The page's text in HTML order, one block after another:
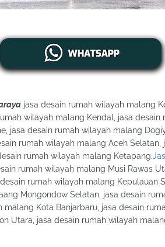
jasa desain rumah wilayah malang
wilayah malang Kendal, jasa desain
jasa desain rumah wilayah malang
rumah wilayah malang Aceh Selatan,
rumah wilayah malang Ketapang.
rumah wilayah malang Musi Rawas
rumah wilayah malang Kepulauan
Mongondow Selatan, jasa desain
malang Kota Banjarbaru, jasa desain
Utara, jasa desain rumah wilayah